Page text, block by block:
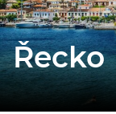
Řecko